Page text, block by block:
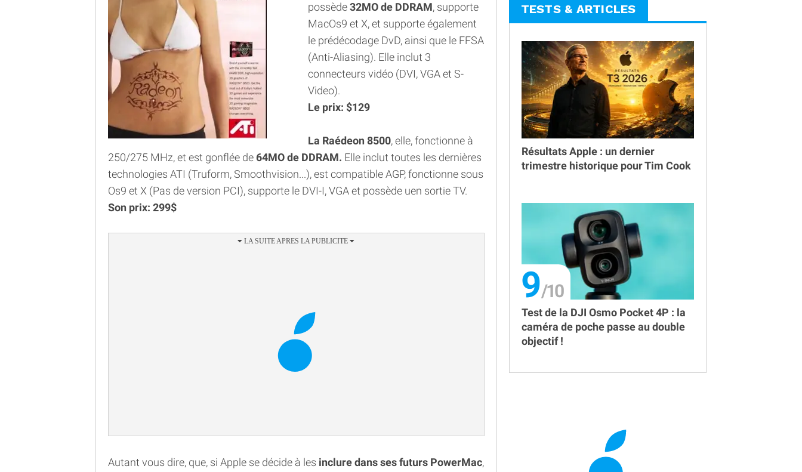
possède32MO de DDRAM, supporte
MacOs9 et X, et supporte également
le prédécodage DvD, ainsi que le FFSA
(Anti-Aliasing). Elle inclut 3
connecteurs vidéo (DVI, VGA et S-
Video).
Le prix: $129
La Raédeon 8500, elle, fonctionne à
250/275 MHz, et est gonflée de 64MO de DDRAM. Elle inclut toutes les dernières
technologies ATI (Truform, Smoothvision...), est compatible AGP, fonctionne sous
Os9 et X (Pas de version PCI), supporte le DVI-I, VGA et possède uen sortie TV.
Son prix: 299$
Autant vous dire, que, si Apple se décide à les inclure dans ses futurs PowerMac,
TESTS & ARTICLES
Résultats Apple : un dernier
trimestre historique pour Tim Cook
9
Test de la DJI Osmo Pocket 4P : la
caméra de poche passe au double
objectif !